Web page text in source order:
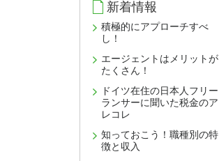
新着情報
積極的にアプローチすべ
し！
エージェントはメリットが
たくさん！
ドイツ在住の日本人フリー
ランサーに聞いた税金のア
レコレ
知っておこう！職種別の特
徴と収入